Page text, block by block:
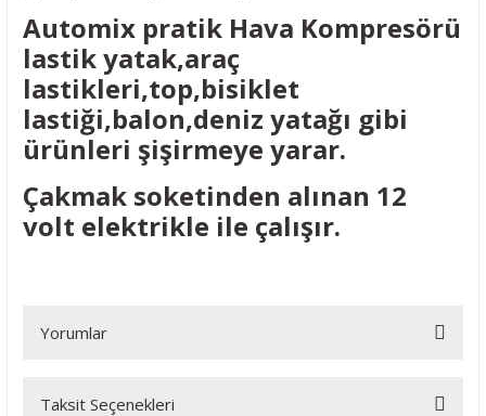
Automix pratik Hava Kompresörü
lastik yatak,araç
lastikleri,top,bisiklet
lastiği,balon,deniz yatağı gibi
ürünleri şişirmeye yarar.
Çakmak soketinden alınan 12
volt elektrikle ile çalışır.
Yorumlar
Bu ürüne ilk yorumu siz yapın!
Taksit Seçenekleri